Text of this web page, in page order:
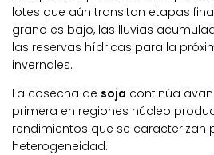
lotes que aún transitan etapas
grano es bajo, las lluvias
las reservas hídricas para la
invernales.
La cosecha de soja continúa
primera en regiones núcleo
rendimientos que se caracterizan
heterogeneidad.